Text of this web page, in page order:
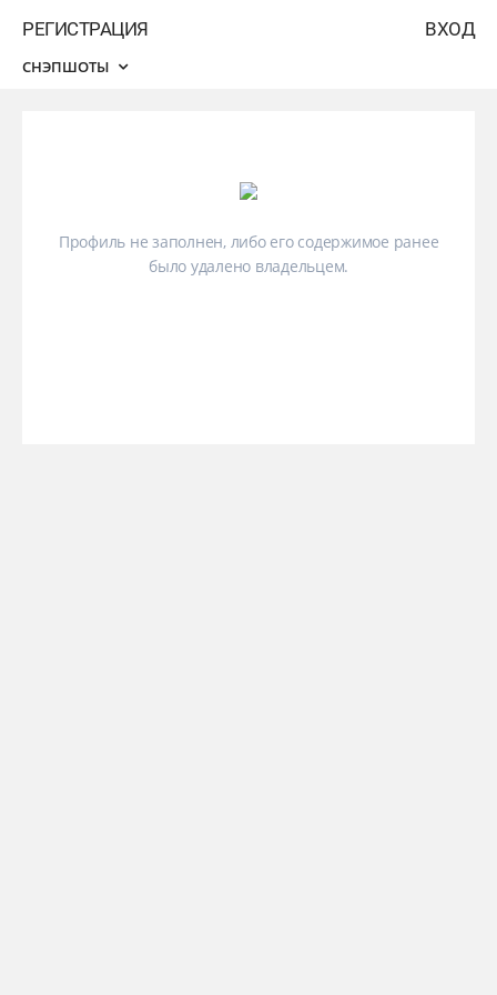
ВХОД
РЕГИСТРАЦИЯ
СНЭПШОТЫ
Профиль не заполнен, либо его содержимое ранее
было удалено владельцем.